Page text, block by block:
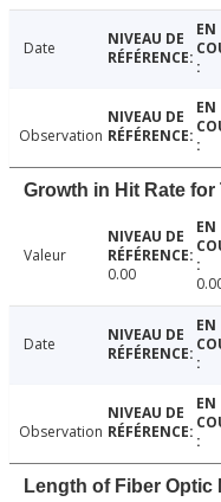
Date
Observation
Growth in Hit Rate for
Valeur
0.00
Date
Observation
Length of Fiber Optic